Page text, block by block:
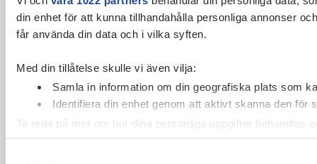
din enhet för att kunna tillhandahålla personliga annonser
får använda din data och i vilka syften.
Med din tillåtelse skulle vi även vilja:
Samla in information om din geografiska plats som
Identifiera din enhet genom att aktivt skanna den för
Ta reda på mer om hur dina personliga uppgifter behandlas
cookie-förklaringen.